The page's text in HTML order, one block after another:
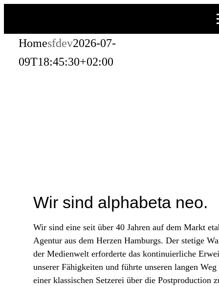
Inhalt
springen
Homesfdev2026-07-
09T18:45:30+02:00
Wir sind alphabeta neo.
Wir sind eine seit über 40 Jahren auf dem Markt
Agentur aus dem Herzen Hamburgs. Der stetige
der Medienwelt erforderte das kontinuierliche
unserer Fähigkeiten und führte unseren langen
einer klassischen Setzerei über die Postproduction